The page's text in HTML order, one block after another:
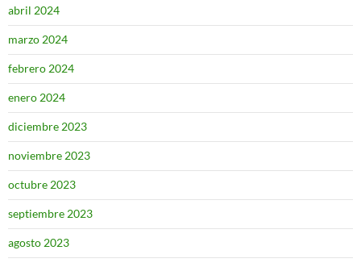
abril 2024
marzo 2024
febrero 2024
enero 2024
diciembre 2023
noviembre 2023
octubre 2023
septiembre 2023
agosto 2023